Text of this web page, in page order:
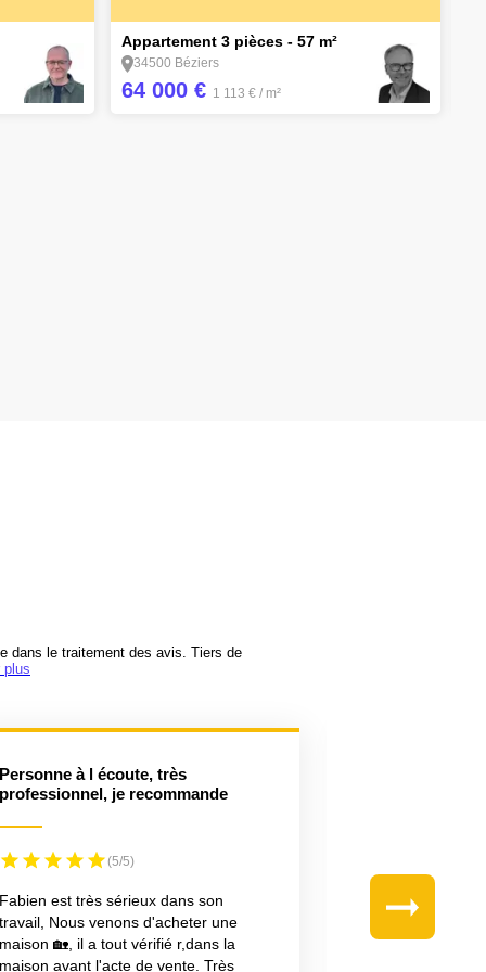
Appartement 3 pièces - 57 m²
34500 Béziers
64 000 € 1 113 € / m²
dans le traitement des avis. Tiers de
plus
Personne à l écoute, très
professionnel, je recommande
(5/5)
Fabien est très sérieux dans son
travail, Nous venons d'acheter une
maison 🏡, il a tout vérifié r,dans la
maison avant l'acte de vente. Très
Monsieur
nouveau bien